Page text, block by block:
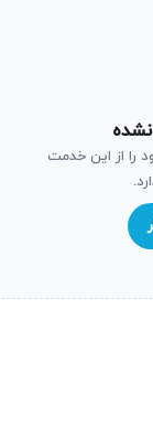
حیاتی
نمایندگی تعمیر
اتو کردن و
فشار، معمولا
برقی در
را از این خدمت